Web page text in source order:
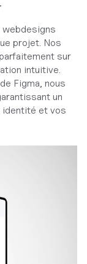
webdesigns
projet. Nos
sur
intuitive.
Figma, nous
un
identité et vos